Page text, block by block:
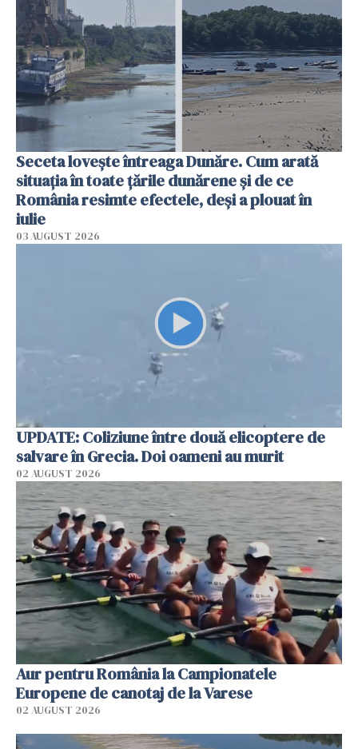
Seceta lovește întreaga Dunăre. Cum arată
situația în toate țările dunărene și de ce
România resimte efectele, deși a plouat în
iulie
03 AUGUST 2026
UPDATE: Coliziune între două elicoptere de
salvare în Grecia. Doi oameni au murit
02 AUGUST 2026
Aur pentru România la Campionatele
Europene de canotaj de la Varese
02 AUGUST 2026